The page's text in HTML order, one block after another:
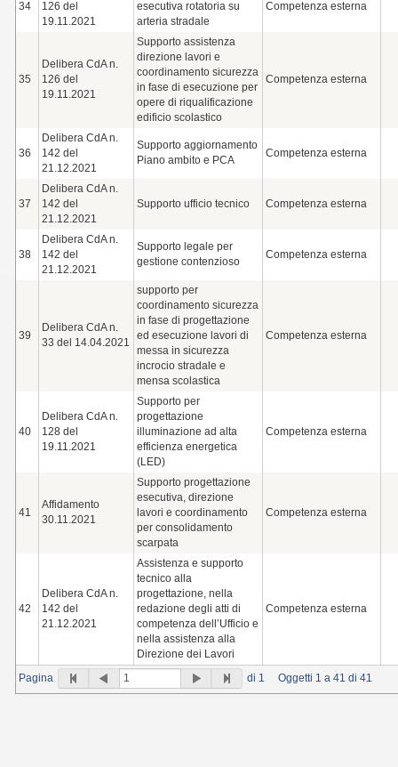
34
126 del
19.11.2021
esecutiva rotatoria su
arteria stradale
Competenza esterna
35
Delibera CdA n.
126 del
19.11.2021
Supporto assistenza
direzione lavori e
coordinamento sicurezza
in fase di esecuzione per
opere di riqualificazione
edificio scolastico
Competenza esterna
36
Delibera CdA n.
142 del
21.12.2021
Supporto aggiornamento
Piano ambito e PCA
Competenza esterna
37
Delibera CdA n.
142 del
21.12.2021
Supporto ufficio tecnico Competenza esterna
38
Delibera CdA n.
142 del
21.12.2021
Supporto legale per
gestione contenzioso
Competenza esterna
39
Delibera CdA n.
33 del 14.04.2021
supporto per
coordinamento sicurezza
in fase di progettazione
ed esecuzione lavori di
messa in sicurezza
incrocio stradale e
mensa scolastica
Competenza esterna
40
Delibera CdA n.
128 del
19.11.2021
Supporto per
progettazione
illuminazione ad alta
efficienza energetica
(LED)
Competenza esterna
41
Affidamento
30.11.2021
Supporto progettazione
esecutiva, direzione
lavori e coordinamento
per consolidamento
scarpata
Competenza esterna
42
Delibera CdA n.
142 del
21.12.2021
Assistenza e supporto
tecnico alla
progettazione, nella
redazione degli atti di
competenza dell’Ufficio e
nella assistenza alla
Direzione dei Lavori
Competenza esterna
Pagina di 1 Oggetti 1 a 41 di 41